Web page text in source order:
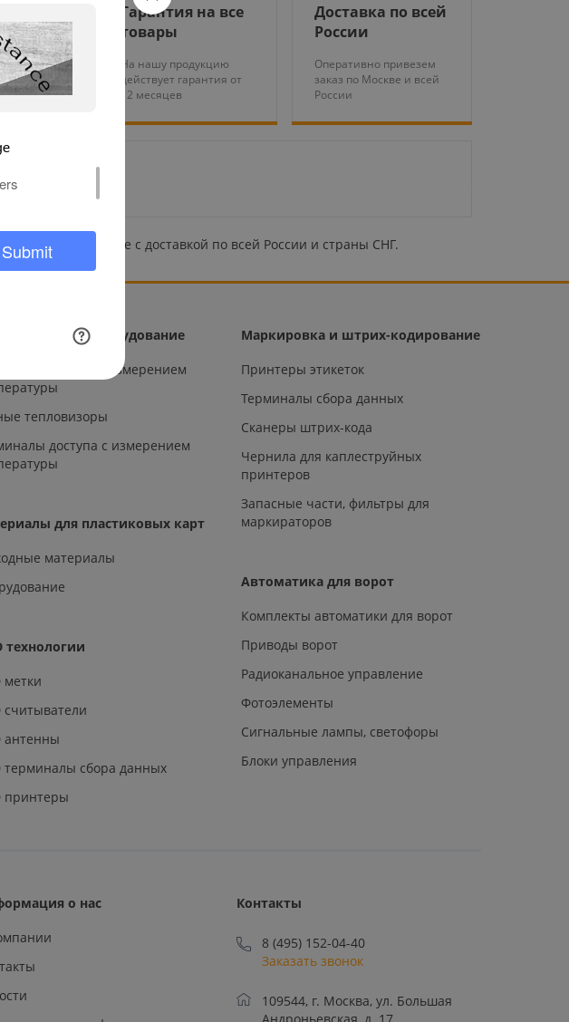
и
Гарантия на все
товары
На нашу продукцию
действует гарантия от
12 месяцев
Доставка по всей
России
Оперативно привезем
заказ по Москве и всей
России
заказа в Москве с доставкой по всей России и страны СНГ.
оборудование
с измерением
тепловизоры
доступа с измерением
для пластиковых карт
материалы
технологии
метки
считыватели
антенны
терминалы сбора данных
принтеры
Маркировка и штрих-кодирование
Принтеры этикеток
Терминалы сбора данных
Сканеры штрих-кода
Чернила для каплеструйных
принтеров
Запасные части, фильтры для
маркираторов
Автоматика для ворот
Комплекты автоматики для ворот
Приводы ворот
Радиоканальное управление
Фотоэлементы
Сигнальные лампы, светофоры
Блоки управления
о нас
Контакты
8 (495) 152-04-40
Заказать звонок
109544, г. Москва, ул. Большая